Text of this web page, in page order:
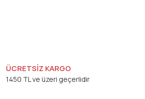
ÜCRETSİZ KARGO
1450 TL ve üzeri geçerlidir